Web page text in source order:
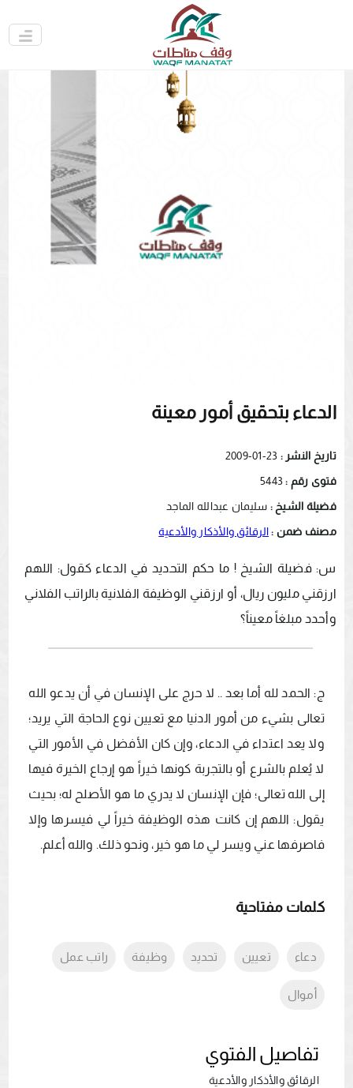
الدعاء بتحقيق أمور معينة
تاريخ النشر : 23-01-2009
فتوى رقم :5443
فضيلة الشيخ : سليمان عبدالله الماجد
مصنف ضمن :الرقائق والأذكار والأدعية
س: فضيلة الشيخ ! ما حكم التحديد في الدعاء كقول: اللهم
ارزقني مليون ريال، أو ارزقني الوظيفة الفلانية بالراتب الفلاني
وأحدد مبلغاً معيناً؟
تعالى بشيء من أمور الدنيا مع تعيين نوع الحاجة التي يريد؛
فاصرفها عني ويسر لي ما هو خير، ونحو ذلك. والله أعلم.
كلمات مفتاحية
دعاء تعيين تحديد وظيفة راتب عمل
أموال
تفاصيل الفتوي
الرقائق والأذكار والأدعية